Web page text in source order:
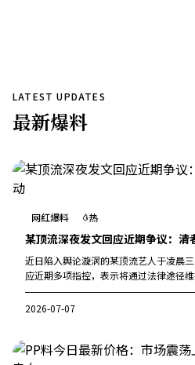
LATEST UPDATES
最新爆料
网红爆料 热
某顶流深夜发文回应近期争议：清
近日陷入舆论漩涡的某顶流艺人于凌晨
应近期多项指控，表示将通过法律途径
2026-07-07